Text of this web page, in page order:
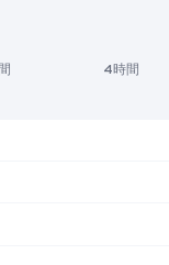
4時間